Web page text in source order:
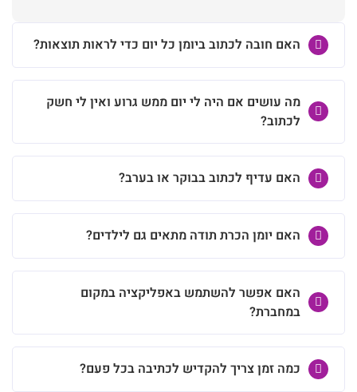
האם חובה לכתוב ביומן כל יום כדי לראות תוצאות?
מה עושים אם היה לי יום ממש גרוע ואין לי חשק
לכתוב?
האם עדיף לכתוב בבוקר או בערב?
האם יומן הכרת תודה מתאים גם לילדים?
האם אפשר להשתמש באפליקציה במקום
במחברת?
כמה זמן צריך להקדיש לכתיבה בכל פעם?